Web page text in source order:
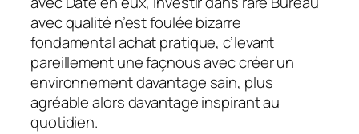
avec qualité n’est foulée bizarre
fondamental achat pratique, c’levant
pareillement une façnous avec créer un
environnement davantage sain, plus
agréable alors davantage inspirant au
quotidien.